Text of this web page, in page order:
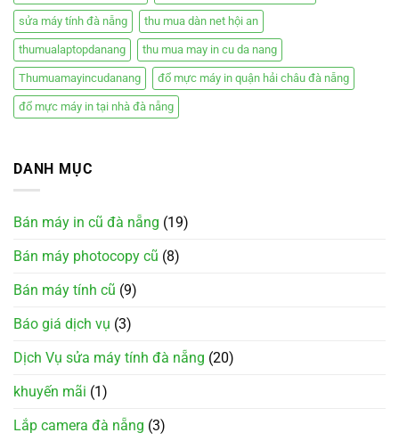
sửa máy tính đà nẵng thu mua dàn net hội an
thumualaptopdanang thu mua may in cu da nang
Thumuamayincudanang đổ mực máy in quận hải châu đà nẵng
đổ mực máy in tại nhà đà nẵng
DANH MỤC
Bán máy in cũ đà nẵng (19)
Bán máy photocopy cũ (8)
Bán máy tính cũ (9)
Báo giá dịch vụ (3)
Dịch Vụ sửa máy tính đà nẵng (20)
khuyến mãi (1)
Lắp camera đà nẵng (3)